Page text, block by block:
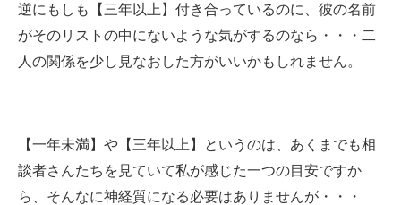
逆にもしも【三年以上】付き合っているのに、彼の名前
がそのリストの中にないような気がするのなら・・・二
人の関係を少し見なおした方がいいかもしれません。
【一年未満】や【三年以上】というのは、あくまでも相
談者さんたちを見ていて私が感じた一つの目安ですか
ら、そんなに神経質になる必要はありませんが・・・